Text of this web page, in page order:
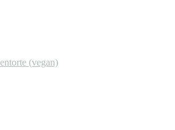
(vegan)